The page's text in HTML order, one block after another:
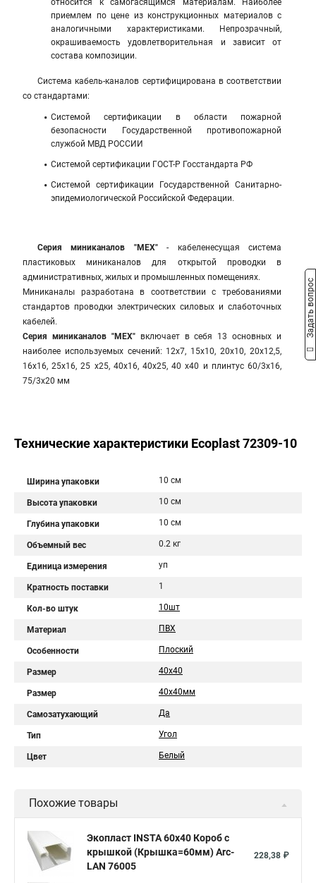
относится к самогасящимся материалам. Наиболее
приемлем по цене из конструкционных материалов с
аналогичными характеристиками. Непрозрачный,
окрашиваемость удовлетворительная и зависит от
состава композиции.
Система кабель-каналов сертифицирована в соответствии
со стандартами:
Системой сертификации в области пожарной
безопасности Государственной противопожарной
службой МВД РОССИИ
Системой сертификации ГОСТ-Р Госстандарта РФ
Системой сертификации Государственной Санитарно-
эпидемиологической Российской Федерации.
Серия миниканалов "МЕХ"- кабеленесущая система
пластиковых миниканалов для открытой проводки в
административных, жилых и промышленных помещениях.
Миниканалы разработана в соответствии с требованиями
стандартов проводки электрических силовых и слаботочных
кабелей.
Серия миниканалов "МЕХ" включает в себя 13 основных и
наиболее используемых сечений: 12х7, 15х10, 20х10, 20х12,5,
16х16, 25х16, 25 х25, 40х16, 40х25, 40 х40 и плинтус 60/3х16,
75/3х20 мм
Технические характеристики Ecoplast 72309-10
Ширина упаковки 10 см
Высота упаковки 10 см
Глубина упаковки 10 см
Объемный вес 0.2 кг
Единица измерения уп
Кратность поставки 1
Кол-во штук 10шт
Материал ПВХ
Особенности Плоский
Размер 40x40
Размер 40х40мм
Самозатухающий Да
Тип Угол
Цвет Белый
Похожие товары
Экопласт INSTA 60х40 Короб с
крышкой (Крышка=60мм) Arc-
LAN 76005
228,38 ₽
Задать вопрос